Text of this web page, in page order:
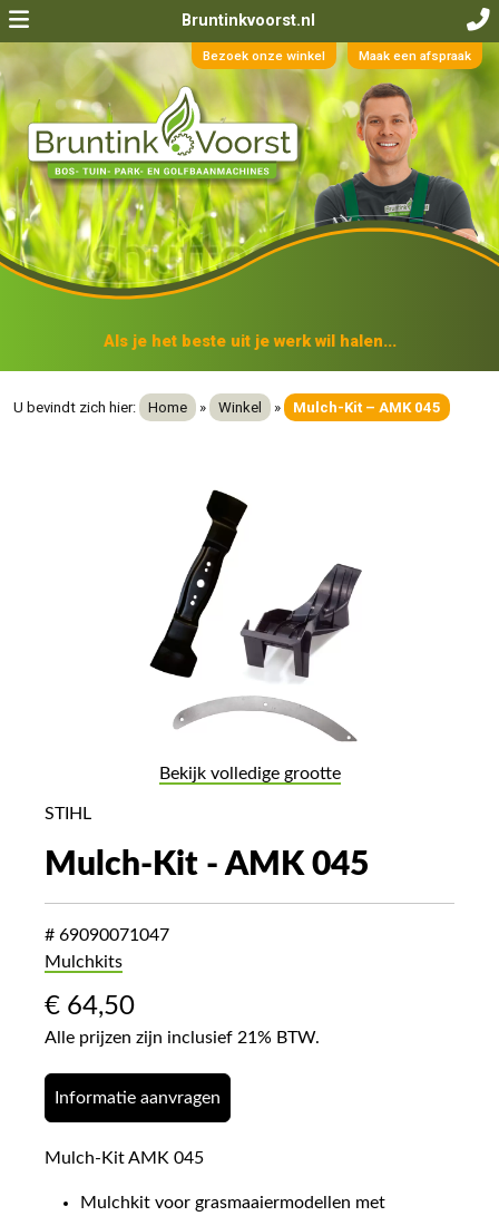
Bruntinkvoorst.nl
Bezoek onze winkel Maak een afspraak
Als je het beste uit je werk wil halen...
U bevindt zich hier: Home » Winkel » Mulch-Kit – AMK 045
Bekijk volledige grootte
STIHL
Mulch-Kit - AMK 045
# 69090071047
Mulchkits
€ 64,50
Alle prijzen zijn inclusief 21% BTW.
Informatie aanvragen
Mulch-Kit AMK 045
Mulchkit voor grasmaaiermodellen met